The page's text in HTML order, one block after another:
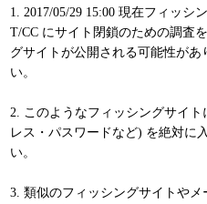
1. 2017/05/29 15:00 現在フィッシ
T/CC にサイト閉鎖のための調査
グサイトが公開される可能性が
い。
2. このようなフィッシングサイ
レス・パスワードなど) を絶対に
い。
3. 類似のフィッシングサイトや